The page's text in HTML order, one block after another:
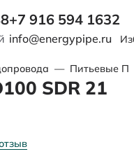
+7 916 594 1632
info@energypipe.ru
— Питьевые
SDR 21